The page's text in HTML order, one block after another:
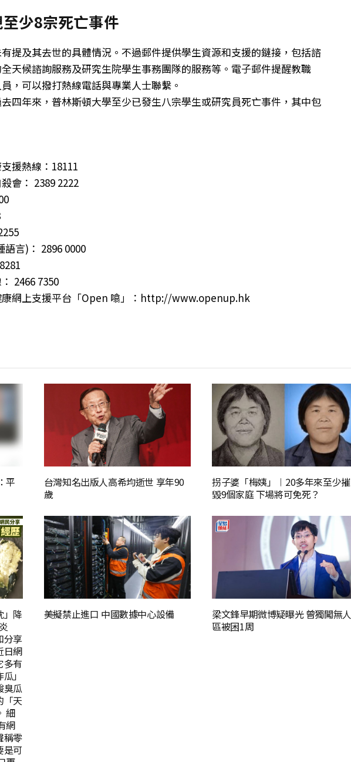
少8宗死亡事件
提及其去世的具體情況。不過郵件提供學生資源和支援的鏈接，包括諮
天候諮詢服務及研究生院學生事務團隊的服務等。電子郵件提醒教職
，可以撥打熱線電話與專業人士聯繫。
四年來，普林斯頓大學至少已發生八宗學生或研究員死亡事件，其中包
援熱線：18111
會： 2389 2222
言)： 2896 0000
2466 7350
康網上支援平台「Open 噏」：http://www.openup.hk
平
台灣知名出版人高希均逝世 享年90
歲
拐子婆「梅姨」︱20多年來至少摧
毀9個家庭 下場將可免死？
」降
分享
日網
多有
」
臭瓜
「天
細
網
稱零
是可
美擬禁止進口 中國數據中心設備
梁文鋒早期微博疑曝光 曾獨闖無人
區被困1周